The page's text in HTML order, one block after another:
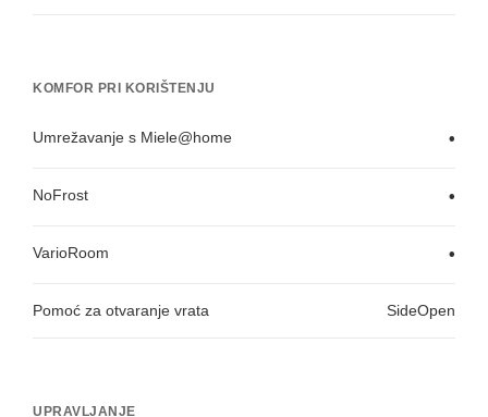
KOMFOR PRI KORIŠTENJU
Umrežavanje s Miele@home •
NoFrost •
VarioRoom •
Pomoć za otvaranje vrata SideOpen
UPRAVLJANJE